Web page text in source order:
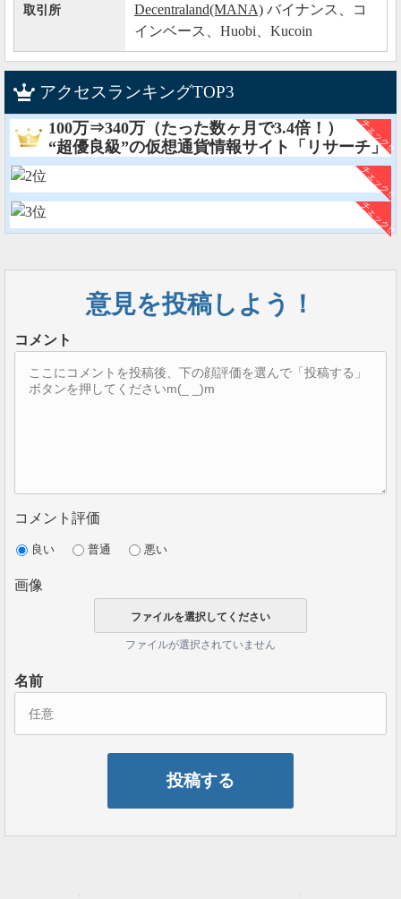
取引所 Decentraland(MANA) バイナンス、コ
インベース、Huobi、Kucoin
アクセスランキングTOP3
100万⇒340万（たった数ヶ月で3.4倍！）
“超優良級”の仮想通貨情報サイト「リサーチ」
意見を投稿しよう！
コメント
コメント評価
良い 普通 悪い
画像
ファイルが選択されていません
名前